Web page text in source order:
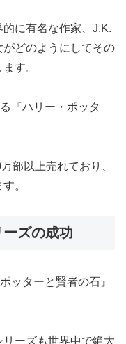
に有名な作家、J.K.
どのようにしてその
す。
『ハリー・ポッタ
部以上売れており、
。
ーズの成功
ッターと賢者の石』
ーズも世界中で絶大